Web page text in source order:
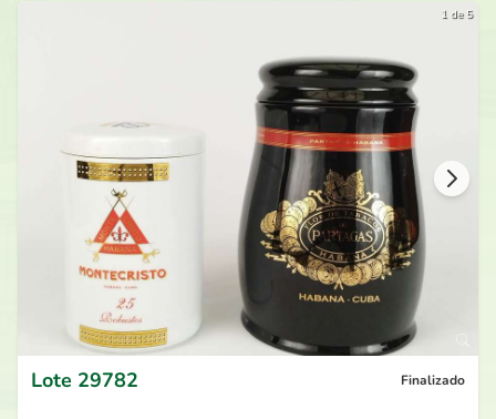
1 de 5
Lote 29782 Finalizado